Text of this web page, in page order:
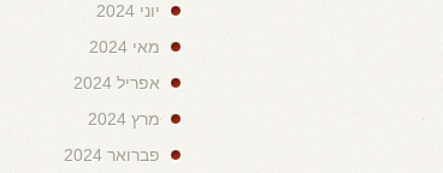
יוני 2024
מאי 2024
אפריל 2024
מרץ 2024
פברואר 2024